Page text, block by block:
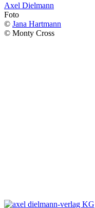
Axel Dielmann
Foto
© Jana Hartmann
© Monty Cross